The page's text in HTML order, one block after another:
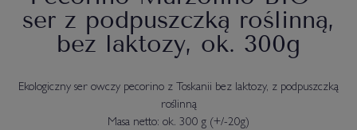
ser z podpuszczką roślinną,
bez laktozy, ok. 300g
Ekologiczny ser owczy pecorino z Toskanii bez laktozy, z podpuszczką
roślinną
Masa netto: ok. 300 g (+/-20g)